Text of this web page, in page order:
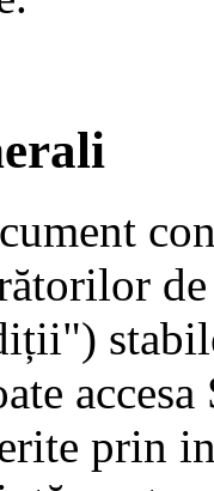
prin